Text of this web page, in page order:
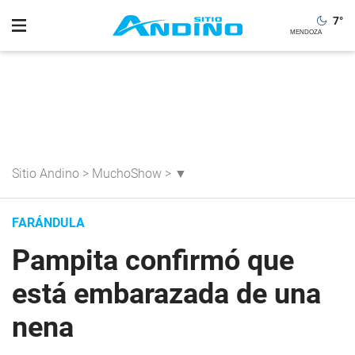
7°
Sitio Andino > MuchoShow > ▼
FARÁNDULA
Pampita confirmó que
está embarazada de una
nena